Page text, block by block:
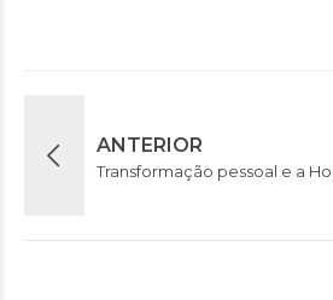
ANTERIOR
Transformação pessoal e a